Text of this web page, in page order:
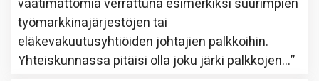
vaatimattomia verrattuna esimerkiksi suurimpien
työmarkkinajärjestöjen tai
eläkevakuutusyhtiöiden johtajien palkkoihin.
Yhteiskunnassa pitäisi olla joku järki palkkojen…”